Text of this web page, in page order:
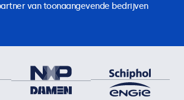
van toonaangevende bedrijven